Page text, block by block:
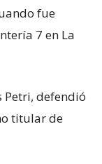
fue
7 en La
Petri, defendió
titular de